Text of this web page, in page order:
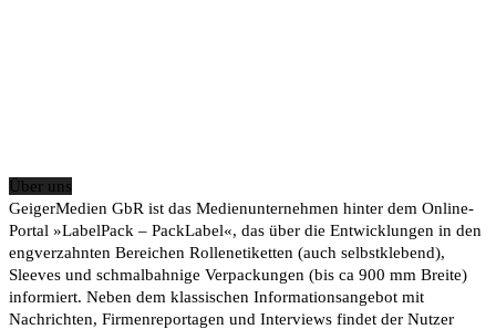
Über uns
GeigerMedien GbR ist das Medienunternehmen hinter dem Online-
Portal »LabelPack – PackLabel«, das über die Entwicklungen in den
engverzahnten Bereichen Rollenetiketten (auch selbstklebend),
Sleeves und schmalbahnige Verpackungen (bis ca 900 mm Breite)
informiert. Neben dem klassischen Informationsangebot mit
Nachrichten, Firmenreportagen und Interviews findet der Nutzer